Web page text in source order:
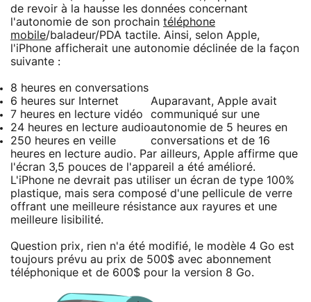
de revoir à la hausse les données concernant
l'autonomie de son prochain téléphone
mobile/baladeur/PDA tactile. Ainsi, selon Apple,
l'iPhone afficherait une autonomie déclinée de la façon
suivante :
8 heures en conversations
6 heures sur Internet
7 heures en lecture vidéo
24 heures en lecture audio
250 heures en veille
Auparavant, Apple avait
communiqué sur une
autonomie de 5 heures en
conversations et de 16
heures en lecture audio. Par ailleurs, Apple affirme que
l'écran 3,5 pouces de l'appareil a été amélioré.
L'iPhone ne devrait pas utiliser un écran de type 100%
plastique, mais sera composé d'une pellicule de verre
offrant une meilleure résistance aux rayures et une
meilleure lisibilité.
Question prix, rien n'a été modifié, le modèle 4 Go est
toujours prévu au prix de 500$ avec abonnement
téléphonique et de 600$ pour la version 8 Go.